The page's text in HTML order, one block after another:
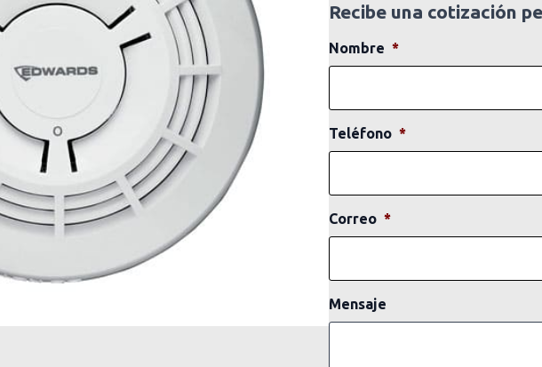
Recibe una cotización
Nombre *
Teléfono *
Correo *
Mensaje